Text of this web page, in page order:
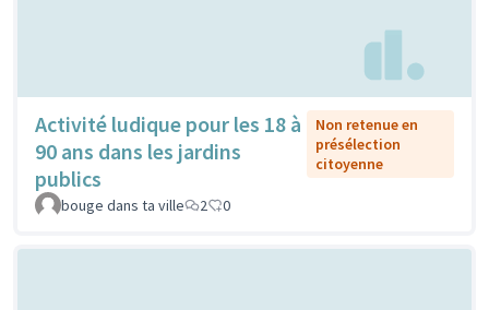
Activité ludique pour les 18 à
90 ans dans les jardins
publics
Non retenue en
présélection
citoyenne
bouge dans ta ville 2 0